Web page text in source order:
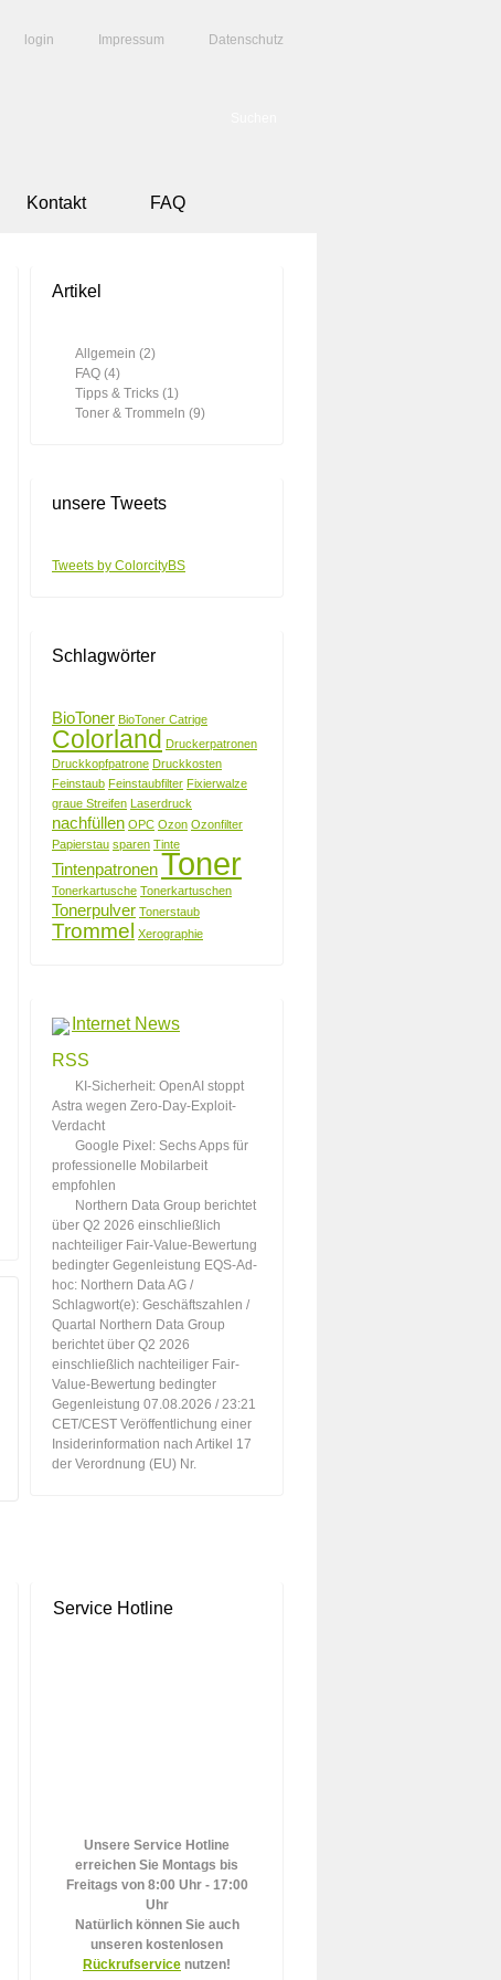
Kontakt FAQ
login Impressum Datenschutz
Artikel
Allgemein (2)
FAQ (4)
Tipps & Tricks (1)
Toner & Trommeln (9)
unsere Tweets
Tweets by ColorcityBS
Schlagwörter
BioToner BioToner Catrige
Colorland Druckerpatronen
Druckkopfpatrone Druckkosten
Feinstaub Feinstaubfilter Fixierwalze
graue Streifen Laserdruck
nachfüllen OPC Ozon Ozonfilter
Papierstau sparen Tinte
TintenpatronenToner
Tonerkartusche Tonerkartuschen
Tonerpulver Tonerstaub
Trommel Xerographie
Internet News
KI-Sicherheit: OpenAI stoppt
Astra wegen Zero-Day-Exploit-
Verdacht
Google Pixel: Sechs Apps für
professionelle Mobilarbeit
empfohlen
Northern Data Group berichtet
über Q2 2026 einschließlich
nachteiliger Fair-Value-Bewertung
bedingter Gegenleistung EQS-Ad-
hoc: Northern Data AG /
Schlagwort(e): Geschäftszahlen /
Quartal Northern Data Group
berichtet über Q2 2026
einschließlich nachteiliger Fair-
Value-Bewertung bedingter
Gegenleistung 07.08.2026 / 23:21
CET/CEST Veröffentlichung einer
Insiderinformation nach Artikel 17
der Verordnung (EU) Nr.
Service Hotline
Unsere Service Hotline
erreichen Sie Montags bis
Freitags von 8:00 Uhr - 17:00
Uhr
Natürlich können Sie auch
unseren kostenlosen
Rückrufservice nutzen!